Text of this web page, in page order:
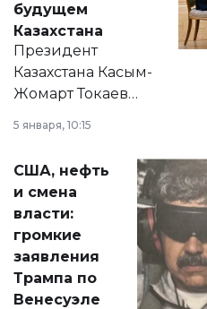
будущем
Казахстана
Президент
Казахстана Касым-
Жомарт Токаев
сразу несколько
актуальных тем —
от слухов о
политических
реформах до
вопросов армии,
экономики и
личного здоровья.
5 января, 10:15
США, нефть
и смена
власти:
громкие
заявления
Трампа по
Венесуэле